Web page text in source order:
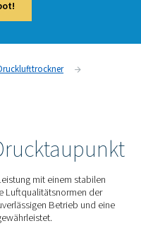
wirtschaftliche, nicht-
der renommierten
eine kostengünstige
Dadurch ist sie
Angebot!